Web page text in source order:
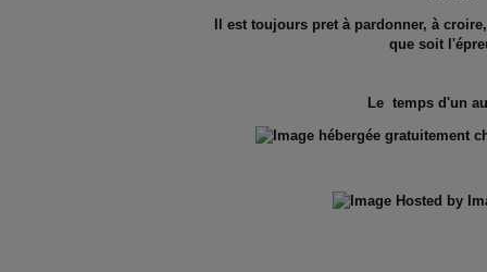
Il est toujours pret à pardonner, à
que soit
Le temps d'un